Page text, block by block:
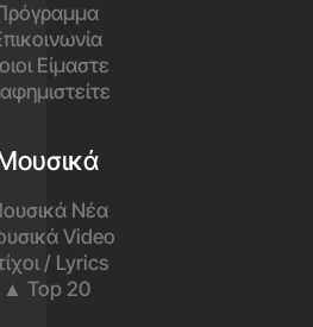
Είμαστε
Νέα
Video
/ Lyrics
▲ Top 20